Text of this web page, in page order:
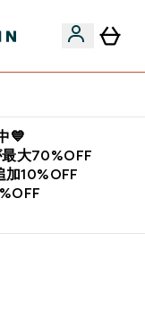
💙
大70%OFF
加10%OFF